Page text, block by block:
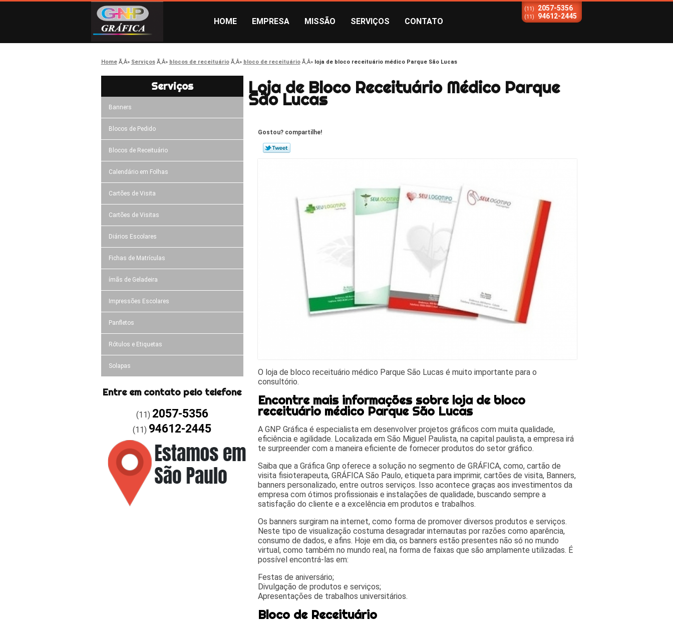
HOME EMPRESA MISSÃO SERVIÇOS CONTATO
(11) 2057-5356
(11) 94612-2445
Home Serviços blocos de receituário bloco de receituário loja de bloco receituário médico Parque São Lucas
Serviços
Banners
Blocos de Pedido
Blocos de Receituário
Calendário em Folhas
Cartões de Visita
Cartões de Visitas
Diários Escolares
Fichas de Matrículas
ímãs de Geladeira
Impressões Escolares
Panfletos
Rótulos e Etiquetas
Solapas
Entre em contato pelo telefone
(11) 2057-5356
(11) 94612-2445
Loja de Bloco Receituário Médico Parque
São Lucas
Gostou? compartilhe!
O loja de bloco receituário médico Parque São Lucas é muito importante para o
consultório.
Encontre mais informações sobre loja de bloco
receituário médico Parque São Lucas
A GNP Gráfica é especialista em desenvolver projetos gráficos com muita qualidade,
eficiência e agilidade. Localizada em São Miguel Paulista, na capital paulista, a empresa irá
te surpreender com a maneira eficiente de fornecer produtos do setor gráfico.
Saiba que a Gráfica Gnp oferece a solução no segmento de GRÁFICA, como, cartão de
visita fisioterapeuta, GRÁFICA São Paulo, etiqueta para imprimir, cartões de visita, Banners,
banners personalizado, entre outros serviços. Isso acontece graças aos investimentos da
empresa com ótimos profissionais e instalações de qualidade, buscando sempre a
satisfação do cliente e a excelência em produtos e trabalhos.
Os banners surgiram na internet, como forma de promover diversos produtos e serviços.
Neste tipo de visualização costuma desagradar internautas por razões como aparência,
consumo de dados, e afins. Hoje em dia, os banners estão presentes não só no mundo
virtual, como também no mundo real, na forma de faixas que são amplamente utilizadas. É
possível encontrá-las em:
Festas de aniversário;
Divulgação de produtos e serviços;
Apresentações de trabalhos universitários.
Bloco de Receituário